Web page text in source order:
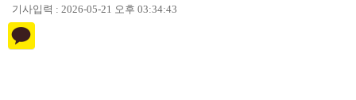
기사입력 : 2026-05-21 오후 03:34:43